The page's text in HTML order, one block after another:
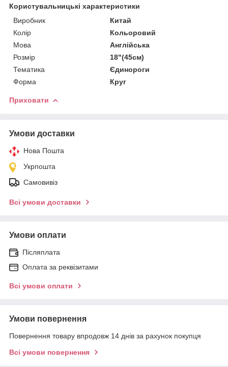
Користувальницькі характеристики
Виробник
Китай
Колір
Кольоровий
Мова
Англійська
Розмір
18"(45см)
Тематика
Єдинороги
Форма
Круг
Приховати
Умови доставки
Нова Пошта
Укрпошта
Самовивіз
Всі умови доставки
Умови оплати
Післяплата
Оплата за реквізитами
Всі умови оплати
Умови повернення
Повернення товару впродовж 14 днів за рахунок покупця
Всі умови повернення